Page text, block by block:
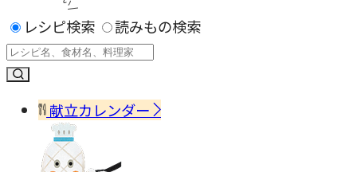
レシピ検索 読みもの検索
献立カレンダー